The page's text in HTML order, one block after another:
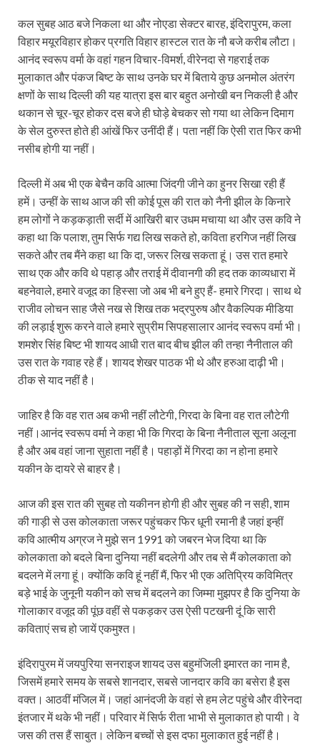
कल सुबह आठ बजे निकला था और नोएडा सेक्टर बारह, इंदिरापुरम, कला
विहार मयूरविहार होकर प्रगति विहार हास्टल रात के नौ बजे करीब लौटा।
आनंद स्वरूप वर्मा के वहां गहन विचार-विमर्श, वीरेनदा से गहराई तक
मुलाकात और पंकज बिष्ट के साथ उनके घर में बिताये कुछ अनमोल अंतरंग
क्षणों के साथ दिल्ली की यह यात्रा इस बार बहुत अनोखी बन निकली है और
थकान से चूर-चूर होकर दस बजे ही घोड़े बेचकर सो गया था लेकिन दिमाग
के सेल दुरुस्त होते ही आंखें फिर उनींदी हैं। पता नहीं कि ऐसी रात फिर कभी
नसीब होगी या नहीं।
दिल्ली में अब भी एक बेचैन कवि आत्मा जिंदगी जीने का हुनर सिखा रही हैं
हमें। उन्हीं के साथ आज की सी कोई पूस की रात को नैनी झील के किनारे
हम लोगों ने कड़कड़ाती सर्दी में आखिरी बार उधम मचाया था और उस कवि ने
कहा था कि पलाश, तुम सिर्फ गद्य लिख सकते हो, कविता हरगिज नहीं लिख
सकते और तब मैंने कहा था कि दा, जरूर लिख सकता हूं। उस रात हमारे
साथ एक और कवि थे पहाड़ और तराई में दीवानगी की हद तक काव्यधारा में
बहनेवाले, हमारे वजूद का हिस्सा जो अब भी बने हुए हैं- हमारे गिरदा। साथ थे
राजीव लोचन साह जैसे नख से शिख तक भद्रपुरुष और वैकल्पिक मीडिया
की लड़ाई शुरू करने वाले हमारे सुप्रीम सिपहसालार आनंद स्वरूप वर्मा भी।
शमशेर सिंह बिष्ट भी शायद आधी रात बाद बीच झील की तन्हा नैनीताल की
उस रात के गवाह रहे हैं। शायद शेखर पाठक भी थे और हरुआ दाढ़ी भी।
ठीक से याद नहीं है।
जाहिर है कि वह रात अब कभी नहीं लौटेगी, गिरदा के बिना वह रात लौटेगी
नहीं।आनंद स्वरूप वर्मा ने कहा भी कि गिरदा के बिना नैनीताल सूना अलूना
है और अब वहां जाना सुहाता नहीं है। पहाड़ों में गिरदा का न होना हमारे
यकीन के दायरे से बाहर है।
आज की इस रात की सुबह तो यकीनन होगी ही और सुबह की न सही, शाम
की गाड़ी से उस कोलकाता जरूर पहुंचकर फिर धूनी रमानी है जहां इन्हीं
कवि आत्मीय अग्रज ने मुझे सन 1991 को जबरन भेज दिया था कि
कोलकाता को बदले बिना दुनिया नहीं बदलेगी और तब से मैं कोलकाता को
बदलने में लगा हूं। क्योंकि कवि हूं नहीं मैं, फिर भी एक अतिप्रिय कविमित्र
बड़े भाई के जुनूनी यकीन को सच में बदलने का जिम्मा मुझपर है कि दुनिया के
गोलाकार वजूद की पूंछ वहीं से पकड़कर उस ऐसी पटखनी दूं कि सारी
कविताएं सच हो जायें एकमुश्त।
इंदिरापुरम में जयपुरिया सनराइज शायद उस बहुमंजिली इमारत का नाम है,
जिसमें हमारे समय के सबसे शानदार, सबसे जानदार कवि का बसेरा है इस
वक्त। आठवीं मंजिल में। जहां आनंदजी के वहां से हम लेट पहुंचे और वीरेनदा
इंतजार में थके भी नहीं। परिवार में सिर्फ रीता भाभी से मुलाकात हो पायी। वे
जस की तस हैं साबुत। लेकिन बच्चों से इस दफा मुलाकात हुई नहीं है।